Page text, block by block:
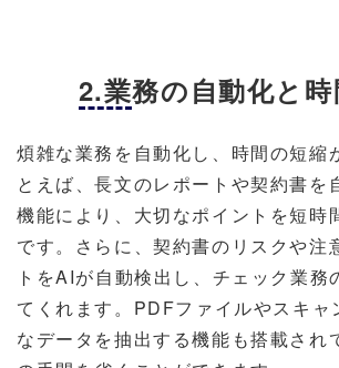
2.業務の自動化と
煩雑な業務を自動化し、時間の短縮
とえば、長文のレポートや契約書を
機能により、大切なポイントを短時
です。さらに、契約書のリスクや注
トをAIが自動検出し、チェック業務
てくれます。PDFファイルやスキャ
なデータを抽出する機能も搭載され